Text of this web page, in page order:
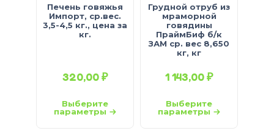
Печень говяжья
Импорт, ср.вес.
3,5-4,5 кг., цена за
кг.
320,00₽
Выберите
параметры
Грудной отруб из
мраморной
говядины
ПраймБиф б/к
ЗАМ ср. вес 8,650
кг, кг
1 143,00₽
Выберите
параметры